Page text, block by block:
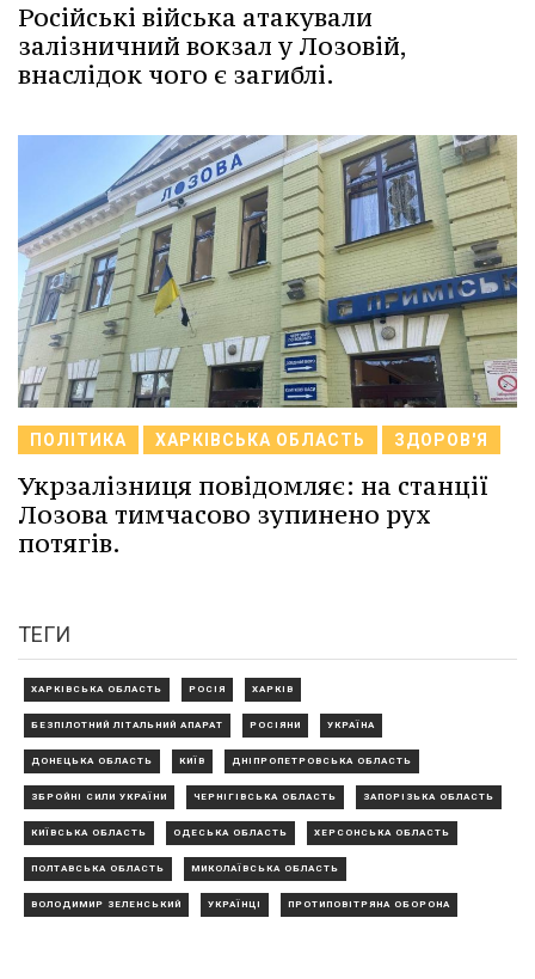
Російські війська атакували
залізничний вокзал у Лозовій,
внаслідок чого є загиблі.
ПОЛІТИКА ХАРКІВСЬКА ОБЛАСТЬ ЗДОРОВ'Я
Укрзалізниця повідомляє: на станції
Лозова тимчасово зупинено рух
потягів.
ТЕГИ
ХАРКІВСЬКА ОБЛАСТЬ РОСІЯ ХАРКІВ
БЕЗПІЛОТНИЙ ЛІТАЛЬНИЙ АПАРАТ РОСІЯНИ УКРАЇНА
ДОНЕЦЬКА ОБЛАСТЬ КИЇВ ДНІПРОПЕТРОВСЬКА ОБЛАСТЬ
ЗБРОЙНІ СИЛИ УКРАЇНИ ЧЕРНІГІВСЬКА ОБЛАСТЬ ЗАПОРІЗЬКА ОБЛАСТЬ
КИЇВСЬКА ОБЛАСТЬ ОДЕСЬКА ОБЛАСТЬ ХЕРСОНСЬКА ОБЛАСТЬ
ПОЛТАВСЬКА ОБЛАСТЬ МИКОЛАЇВСЬКА ОБЛАСТЬ
ВОЛОДИМИР ЗЕЛЕНСЬКИЙ УКРАЇНЦІ ПРОТИПОВІТРЯНА ОБОРОНА